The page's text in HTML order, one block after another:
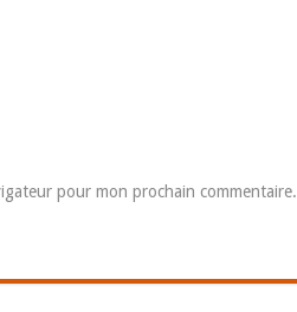
pour mon prochain commentaire.